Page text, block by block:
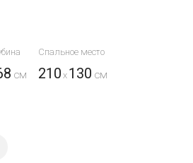
Спальное место
210 x 130